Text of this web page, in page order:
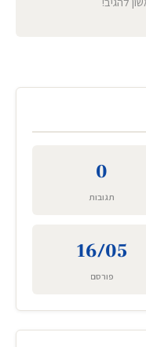
0
תגובות
16/05
פורסם